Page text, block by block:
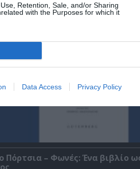
Retention, Sale, and/or Sharing
with the Purposes for which it
Data Access Privacy Policy
Πόρτσια – Φωνές: Ένα βιβλίο